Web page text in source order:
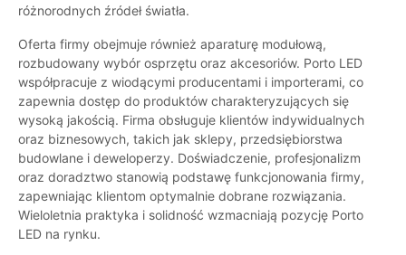
różnorodnych źródeł światła.
Oferta firmy obejmuje również aparaturę modułową,
rozbudowany wybór osprzętu oraz akcesoriów. Porto LED
współpracuje z wiodącymi producentami i importerami, co
zapewnia dostęp do produktów charakteryzujących się
wysoką jakością. Firma obsługuje klientów indywidualnych
oraz biznesowych, takich jak sklepy, przedsiębiorstwa
budowlane i deweloperzy. Doświadczenie, profesjonalizm
oraz doradztwo stanowią podstawę funkcjonowania firmy,
zapewniając klientom optymalnie dobrane rozwiązania.
Wieloletnia praktyka i solidność wzmacniają pozycję Porto
LED na rynku.